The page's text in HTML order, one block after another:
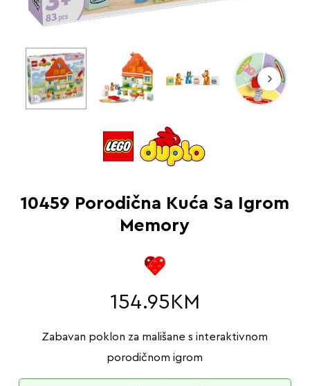
10459 Porodična Kuća Sa Igrom
Memory
154.95 KM
Zabavan poklon za mališane s interaktivnom
porodičnom igrom